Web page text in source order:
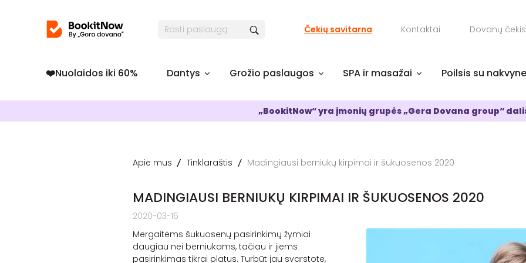
Čekių savitarna Kontaktai Dovanų čekis
❤️️Nuolaidos iki 60% Dantys Grožio paslaugos SPA ir masažai Poilsis su nakvyne
„BookitNow“ yra įmonių grupės „Gera Dovana group“
Apie mus Tinklaraštis Madingiausi berniukų kirpimai ir šukuosenos 2020
MADINGIAUSI BERNIUKŲ KIRPIMAI IR ŠUKUOSENOS 2020
2020-03-16
Mergaitėms šukuosenų pasirinkimų žymiai
daugiau nei berniukams, tačiau ir jiems
pasirinkimas tikrai platus. Turbūt jau svarstote,